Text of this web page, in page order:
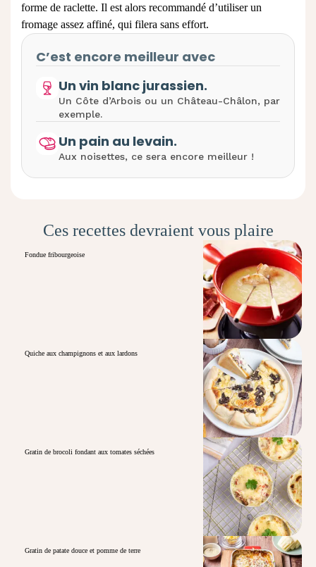
forme de raclette. Il est alors recommandé d’utiliser un
fromage assez affiné, qui filera sans effort.
C’est encore meilleur avec
Un vin blanc jurassien.
Un Côte d’Arbois ou un Château-Châlon, par
exemple.
Un pain au levain.
Aux noisettes, ce sera encore meilleur !
Ces recettes devraient vous plaire
Fondue fribourgeoise
Quiche aux champignons et aux lardons
Gratin de brocoli fondant aux tomates séchées
Gratin de patate douce et pomme de terre